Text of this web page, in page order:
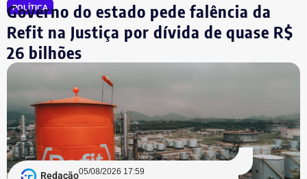
POLÍTICA
Governo do estado pede falência da
Refit na Justiça por dívida de quase R$
26 bilhões
Redação05/08/2026 17:59